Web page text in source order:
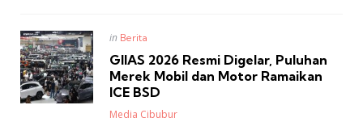
Posted
in Berita
GIIAS 2026 Resmi Digelar, Puluhan
Merek Mobil dan Motor Ramaikan
ICE BSD
Posted
Media Cibubur